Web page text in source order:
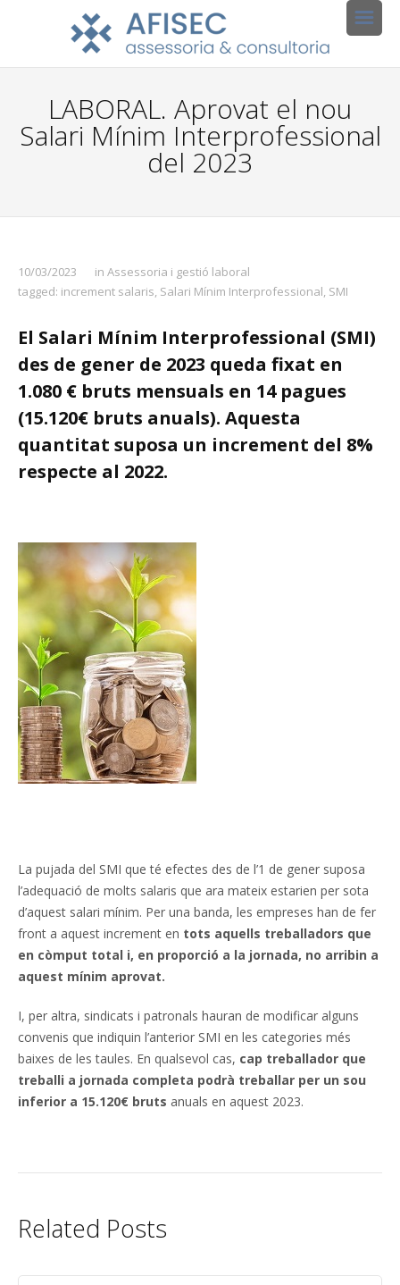
LABORAL. Aprovat el nou
Salari Mínim Interprofessional
del 2023
10/03/2023 in Assessoria i gestió laboral
tagged: increment salaris, Salari Mínim Interprofessional, SMI
El Salari Mínim Interprofessional (SMI)
des de gener de 2023 queda fixat en
1.080 € bruts mensuals en 14 pagues
(15.120€ bruts anuals). Aquesta
quantitat suposa un increment del 8%
respecte al 2022.
La pujada del SMI que té efectes des de l’1 de gener suposa
l’adequació de molts salaris que ara mateix estarien per sota
d’aquest salari mínim. Per una banda, les empreses han de fer
front a aquest increment en tots aquells treballadors que
en còmput total i, en proporció a la jornada, no arribin a
aquest mínim aprovat.
I, per altra, sindicats i patronals hauran de modificar alguns
convenis que indiquin l’anterior SMI en les categories més
baixes de les taules. En qualsevol cas, cap treballador que
treballi a jornada completa podrà treballar per un sou
inferior a 15.120€ bruts anuals en aquest 2023.
Related Posts